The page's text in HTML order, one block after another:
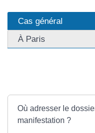
Cas général
À Paris
Où adresser le
manifestation ?